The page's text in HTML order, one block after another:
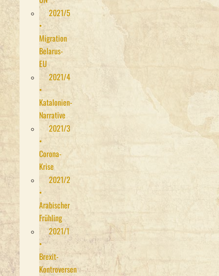
2021/5
•
Migration
Belarus-
EU
2021/4
•
Katalonien-
Narrative
2021/3
•
Corona-
Krise
2021/2
•
Arabischer
Frühling
2021/1
•
Brexit-
Kontroversen